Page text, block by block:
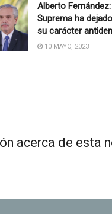
Alberto
Suprema ha
su carácter
10 MAYO, 2023
acerca de esta